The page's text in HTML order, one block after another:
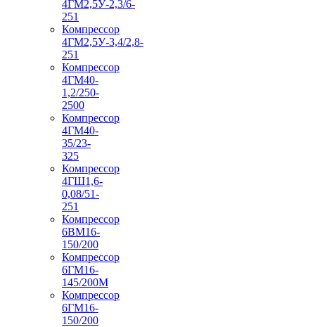
4ГМ2,5У-2,3/6-
251
Компрессор
4ГМ2,5У-3,4/2,8-
251
Компрессор
4ГМ40-
1,2/250-
2500
Компрессор
4ГМ40-
35/23-
325
Компрессор
4ГШ1,6-
0,08/51-
251
Компрессор
6ВМ16-
150/200
Компрессор
6ГМ16-
145/200М
Компрессор
6ГМ16-
150/200